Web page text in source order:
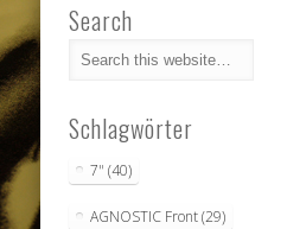
Search
Schlagwörter
7" (40)
AGNOSTIC Front(29)